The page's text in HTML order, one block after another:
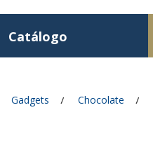
Catálogo
Gadgets Chocolate